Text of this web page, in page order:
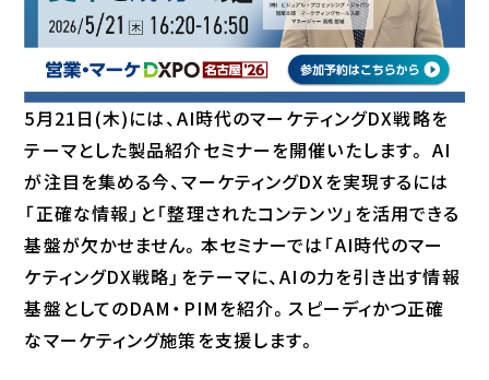
5月21日(木)には、AI時代のマーケティングDX戦略を
テーマとした製品紹介セミナーを開催いたします。 AI
が注目を集める今、マーケティングDXを実現するには
「正確な情報」と「整理されたコンテンツ」を活用できる
基盤が欠かせません。本セミナーでは「AI時代のマー
ケティングDX戦略」をテーマに、AIの力を引き出す情報
基盤としてのDAM・PIMを紹介。スピーディかつ正確
なマーケティング施策を支援します。